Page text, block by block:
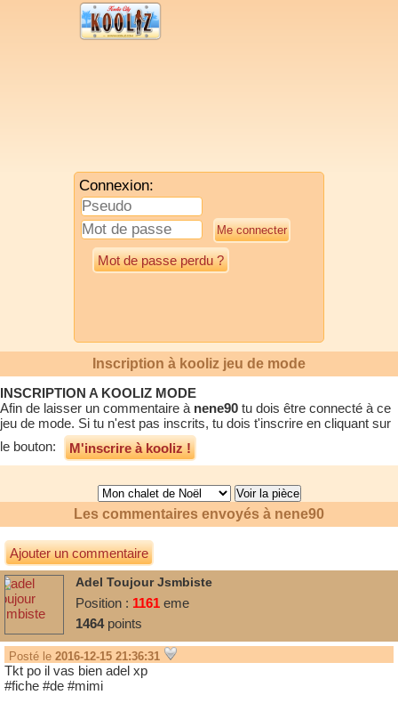
Connexion:
Mot de passe perdu ?
Inscription à kooliz jeu de mode
INSCRIPTION A KOOLIZ MODE
Afin de laisser un commentaire à nene90 tu dois être connecté à ce
jeu de mode. Si tu n'est pas inscrits, tu dois t'inscrire en cliquant sur
le bouton:
M'inscrire à kooliz !
Les commentaires envoyés à nene90
Ajouter un commentaire
Adel Toujour Jsmbiste
Position : 1161 eme
1464points
Posté le 2016-12-15 21:36:31
Tkt po il vas bien adel xp
#fiche #de #mimi